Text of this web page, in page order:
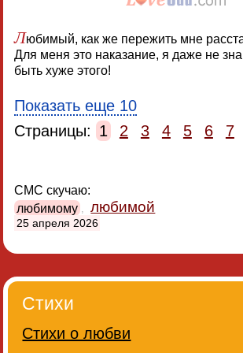
Любимый, как же пережить мне
Для меня это наказание, я даже не
быть хуже этого!
Показать еще 10
Страницы: 1 2 3 4 5 6 7
СМС скучаю:
любимому , любимой
25 апреля 2026
Стихи
Стихи о любви